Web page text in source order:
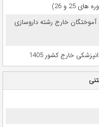
آموختگان خارج رشته داروسازی
خارج کشور 1405